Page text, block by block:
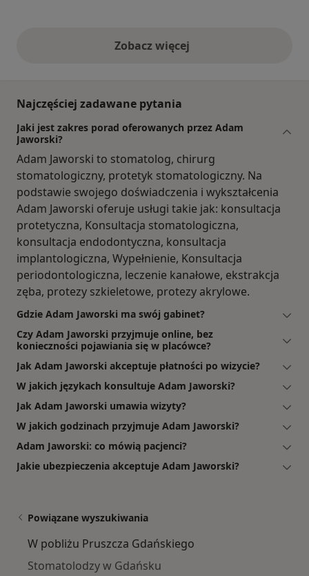
Zobacz więcejopinie powyżej
Najczęściej zadawane pytania
Jaki jest zakres porad oferowanych przez Adam
Jaworski?
Adam Jaworski to stomatolog, chirurg
stomatologiczny, protetyk stomatologiczny. Na
podstawie swojego doświadczenia i wykształcenia
Adam Jaworski oferuje usługi takie jak: konsultacja
protetyczna, Konsultacja stomatologiczna,
konsultacja endodontyczna, konsultacja
implantologiczna, Wypełnienie, Konsultacja
periodontologiczna, leczenie kanałowe, ekstrakcja
zęba, protezy szkieletowe, protezy akrylowe.
Gdzie Adam Jaworski ma swój gabinet?
Czy Adam Jaworski przyjmuje online, bez
konieczności pojawiania się w placówce?
Jak Adam Jaworski akceptuje płatności po wizycie?
W jakich językach konsultuje Adam Jaworski?
Jak Adam Jaworski umawia wizyty?
W jakich godzinach przyjmuje Adam Jaworski?
Adam Jaworski: co mówią pacjenci?
Jakie ubezpieczenia akceptuje Adam Jaworski?
Powiązane wyszukiwania
W pobliżu Pruszcza Gdańskiego
Stomatolodzy w Gdańsku